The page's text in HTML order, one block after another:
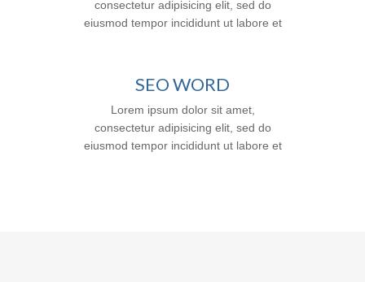
Lorem ipsum dolor sit amet,
consectetur adipisicing elit, sed do […]
consectetur adipisicing elit, sed do
eiusmod tempor incididunt ut labore et
ullamco laboris nisi ut aliquip ex ea
commodo consequat. Duis aute irure
dolor in reprehenderit in voluptte velit.
Lorem ipsum dolor sit amet,
consectetur adipisicing elit, sed do […]
SEO WORD
Lorem ipsum dolor sit amet,
consectetur adipisicing elit, sed do
eiusmod tempor incididunt ut labore et